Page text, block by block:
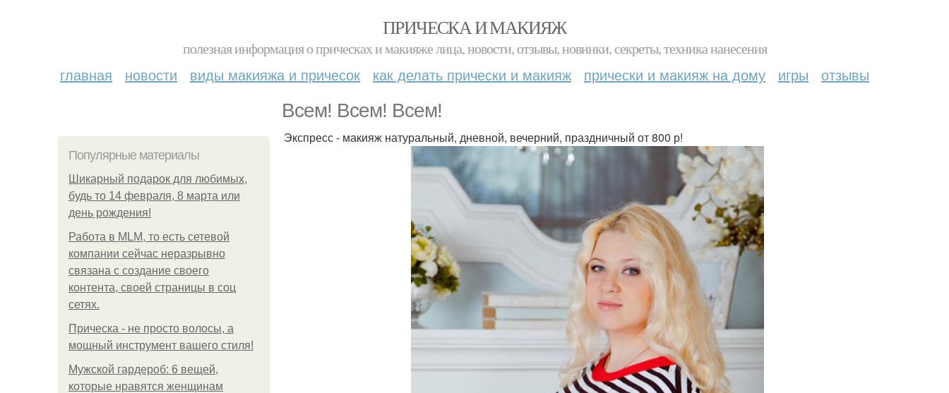
ПРИЧЕСКА И МАКИЯЖ
полезная информация о прическах и макияже лица, новости, отзывы, новинки, секреты, техника нанесения
главная новости виды макияжа и причесок как делать прически и макияж прически и макияж на дому игры отзывы
Всем! Всем! Всем!
Популярные материалы
Шикарный подарок для любимых,
будь то 14 февраля, 8 марта или
день рождения!
Работа в MLM, то есть сетевой
компании сейчас неразрывно
связана с создание своего
контента, своей страницы в соц
сетях.
Прическа - не просто волосы, а
мощный инструмент вашего стиля!
Мужской гардероб: 6 вещей,
которые нравятся женщинам
Экспресс - макияж натуральный, дневной, вечерний, праздничный от 800 р!